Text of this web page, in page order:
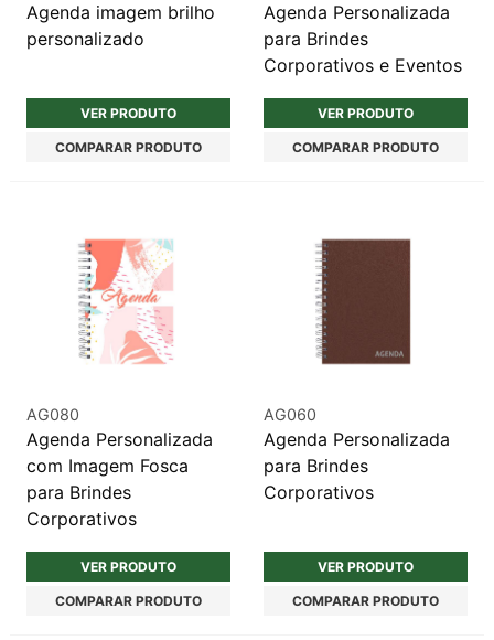
Agenda imagem brilho
personalizado
VER PRODUTO
COMPARAR PRODUTO
Agenda Personalizada
para Brindes
Corporativos e Eventos
VER PRODUTO
COMPARAR PRODUTO
AG080
Agenda Personalizada
com Imagem Fosca
para Brindes
Corporativos
VER PRODUTO
COMPARAR PRODUTO
AG060
Agenda Personalizada
para Brindes
Corporativos
VER PRODUTO
COMPARAR PRODUTO